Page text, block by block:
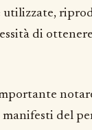
utilizzate,
di
del